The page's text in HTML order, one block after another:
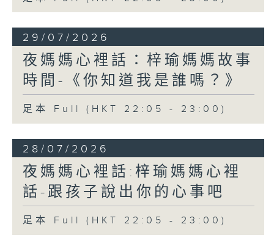
29/07/2026
夜媽媽心裡話：梓瑜媽媽故事
時間-《你知道我是誰嗎？》
足本 Full (HKT 22:05 - 23:00)
28/07/2026
夜媽媽心裡話:梓瑜媽媽心裡
話-跟孩子說出你的心事吧
足本 Full (HKT 22:05 - 23:00)